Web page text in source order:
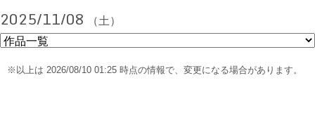
2025/11/08 （土）
※以上は 2026/08/10 01:25 時点の情報で、変更になる場合があります。